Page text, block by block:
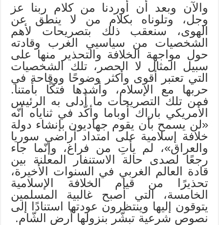
والآن وبعد أن أوردنا من كلام ربنا عز
وجل، وتلوناه بكلام من لا ينطق عن
الهوى، سنعقب ذلك بتصريحات لأهم
الشخصيات من سياسيي الغرب وقادته
حول مواجهة الخلافة والتحذير منها على
سبيل المثال لا الحصر، تلك الشخصيات
التي تعتبر أقوى وأكثر وضوحًا ووقاحة في
حربها مع الإسلام، وأشدها فتكًا بأمتنا.
فمن تلك التصريحات ما أدلى به الرئيس
الأمريكي باراك أوباما وأكّد في ثناياه أنّه
«لن يسمح بأن يقوم جهاديون بإنشاء دولة
خلافة إسلامية على امتداد أراضي سوريا
والعراق»، لم يأتِ من فراغ، وإنّما جاء
رجعًا لصدى حالة الاستنفار المعلنة بين
قادة العالم الغربي في السنوات الأخيرة،
تحذيرًا من قيام الخلافة الإسلامية
الخامسة، التي أصبح غالبية المسلمين
يتوقون إليها وينتظرون عودتها استنادًا إلى
نصوص شرعية تبشّر بنزولها أرض الشّام.